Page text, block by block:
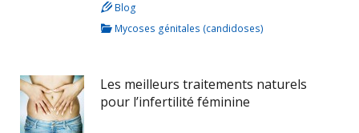
Blog
Mycoses génitales (candidoses)
Les meilleurs traitements naturels
pour l’infertilité féminine